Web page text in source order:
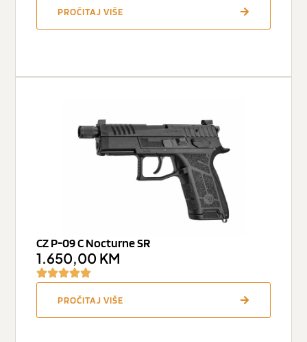
PROČITAJ VIŠE
CZ P-09 C Nocturne SR
1.650,00 KM
PROČITAJ VIŠE